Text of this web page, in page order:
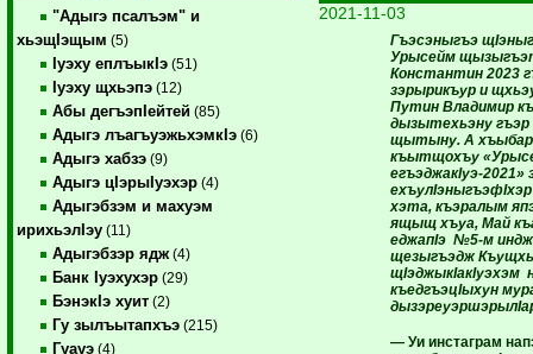
"Адыгэ псалъэм" и
хьэщIэщым (5)
Iуэху еплъыкIэ (51)
Iуэху щхьэпэ (12)
Абы дегъэпIейтей (85)
Адыгэ лъагъуэжьхэмкIэ (6)
Адыгэ хабзэ (9)
Адыгэ цIэрыIуэхэр (4)
Адыгэбзэм и махуэм
ирихьэлIэу (11)
Адыгэбзэр ядж (4)
Банк Iуэхухэр (29)
БэнэкIэ хуит (2)
Гу зылъытапхъэ (215)
Гуауэ (4)
2021-11-03
Гъэсэныгъэ
Урысейм
Константин 2023
зэрырикъур и
Путин Владимир
дызытехьэну гъэр
щытыну. А
къытщохъу
егъэджакIуэ-2021»
хэта, къэралым
ящыщ хъуа, Май
еджапIэ №5-м
щезыгъэдж
щIэджыкIакIуэхэм
къедгъэцIыхун
— Уи инстаграм